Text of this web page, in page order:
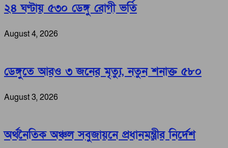
২৪ ঘণ্টায় ৫৩০ ডেঙ্গু রোগী ভর্তি
August 4, 2026
ডেঙ্গুতে আরও ৩ জনের মৃত্যু, নতুন শনাক্ত ৫৮০
August 3, 2026
অর্থনৈতিক অঞ্চল সবুজায়নে প্রধানমন্ত্রীর নির্দেশ